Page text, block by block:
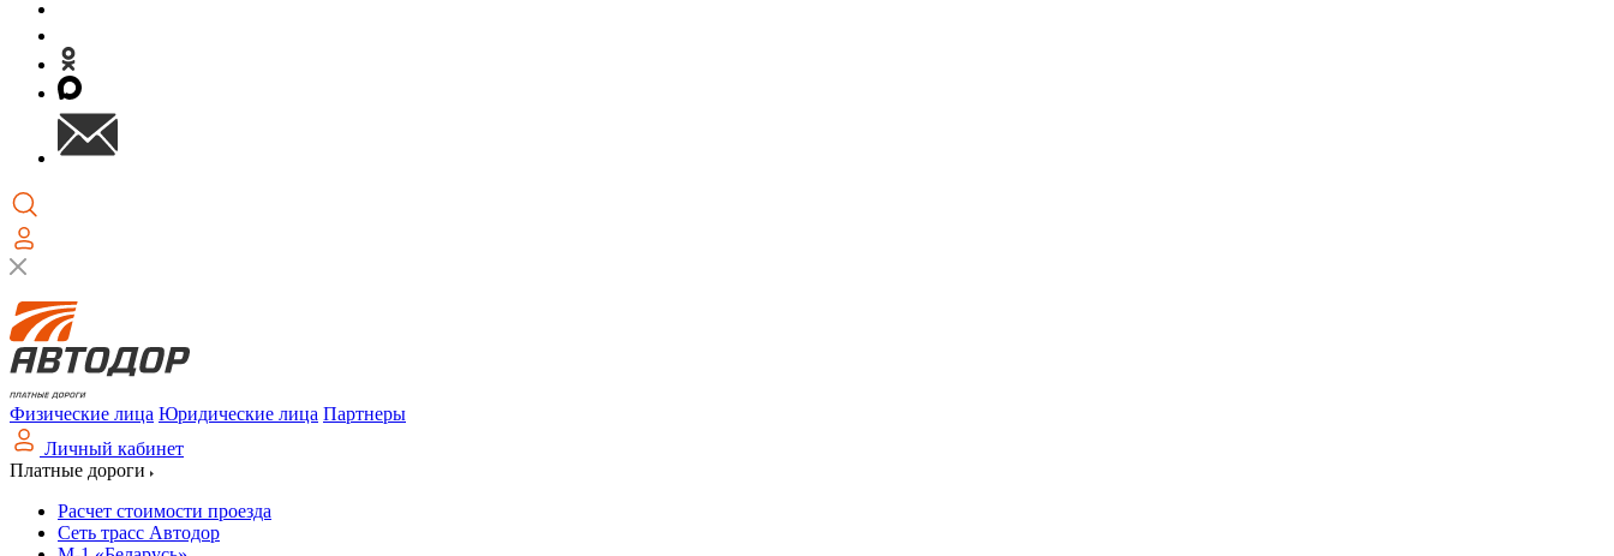
Физические лица Юридические лица Партнеры
Личный кабинет
Платные дороги
Расчет стоимости проезда
Сеть трасс Автодор